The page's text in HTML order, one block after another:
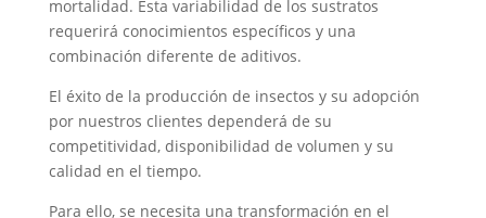
mortalidad. Esta variabilidad de los sustratos
requerirá conocimientos específicos y una
combinación diferente de aditivos.
El éxito de la producción de insectos y su adopción
por nuestros clientes dependerá de su
competitividad, disponibilidad de volumen y su
calidad en el tiempo.
Para ello, se necesita una transformación en el